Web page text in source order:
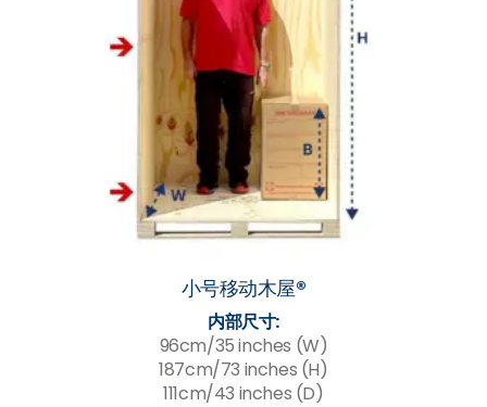
小号移动木屋®
内部尺寸:
96cm/35 inches (W)
187cm/73 inches (H)
111cm/43 inches (D)